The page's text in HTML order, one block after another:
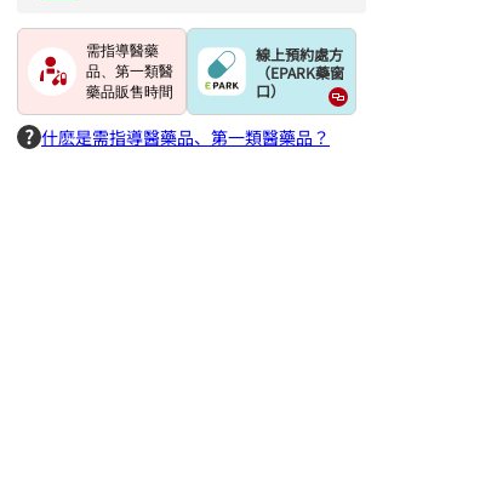
需指導醫藥
品、第一類醫
藥品販售時間
線上預約處方
（EPARK藥窗
口）
什麽是需指導醫藥品、第一類醫藥品？